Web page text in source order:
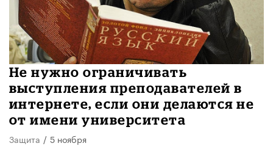
Не нужно ограничивать
выступления преподавателей в
интернете, если они делаются не
от имени университета
Защита / 5 ноября